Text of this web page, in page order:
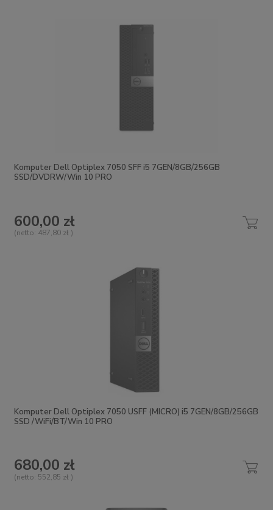
Komputer Dell Optiplex 7050 SFF i5 7GEN/8GB/256GB
SSD/DVDRW/Win 10 PRO
600,00 zł
(netto: 487,80 zł )
Komputer Dell Optiplex 7050 USFF (MICRO) i5 7GEN/8GB/256GB
SSD /WiFi/BT/Win 10 PRO
680,00 zł
(netto: 552,85 zł )